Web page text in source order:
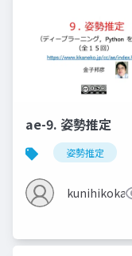
ae-9. 姿勢推定
姿勢推定